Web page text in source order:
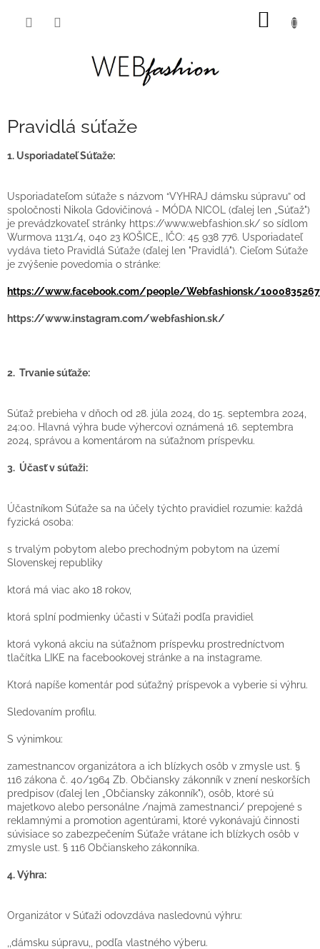
Pravidlá súťaže
1. Usporiadateľ Súťaže:
Usporiadateľom súťaže s názvom “VYHRAJ dámsku súpravu” od
spoločnosti Nikola Gdovičinová - MÓDA NICOL (ďalej len „Súťaž")
je prevádzkovateľ stránky https://www.webfashion.sk/ so sídlom
Wurmova 1131/4, 040 23 KOŠICE,, IČO: 45 938 776. Usporiadateľ
vydáva tieto Pravidlá Súťaže (ďalej len "Pravidlá"). Cieľom Súťaže
je zvýšenie povedomia o stránke:
https://www.facebook.com/people/Webfashionsk/
https://www.instagram.com/webfashion.sk/
2. Trvanie súťaže:
Súťaž prebieha v dňoch od 28. júla 2024, do 15. septembra 2024,
24:00. Hlavná výhra bude výhercovi oznámená 16. septembra
2024, správou a komentárom na súťažnom príspevku.
3. Účasť v súťaži:
Účastníkom Súťaže sa na účely týchto pravidiel rozumie: každá
fyzická osoba:
s trvalým pobytom alebo prechodným pobytom na území
Slovenskej republiky
ktorá má viac ako 18 rokov,
ktorá splní podmienky účasti v Súťaži podľa pravidiel
ktorá vykoná akciu na súťažnom príspevku prostredníctvom
tlačítka LIKE na facebookovej stránke a na instagrame.
Ktorá napíše komentár pod súťažný príspevok a vyberie si výhru.
Sledovaním profilu.
S výnimkou:
zamestnancov organizátora a ich blízkych osôb v zmysle ust. §
116 zákona č. 40/1964 Zb. Občiansky zákonník v znení neskorších
predpisov (ďalej len „Občiansky zákonník"), osôb, ktoré sú
majetkovo alebo personálne /najmä zamestnanci/ prepojené s
reklamnými a promotion agentúrami, ktoré vykonávajú činnosti
súvisiace so zabezpečením Súťaže vrátane ich blízkych osôb v
zmysle ust. § 116 Občianskeho zákonníka.
4. Výhra:
Organizátor v Súťaži odovzdáva nasledovnú výhru:
,,dámsku súpravu,, podľa vlastného výberu.